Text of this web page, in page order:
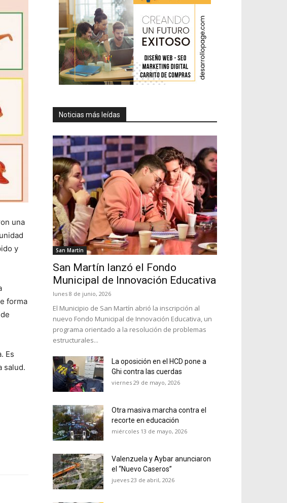
una
y
forma
Es
salud.
Noticias más leídas
San Martín
San Martín lanzó el Fondo
Municipal de Innovación Educativa
lunes 8 de junio, 2026
El Municipio de San Martín abrió la inscripción al
nuevo Fondo Municipal de Innovación Educativa, un
programa orientado a la resolución de problemas
estructurales...
La oposición en el HCD pone a
Ghi contra las cuerdas
viernes 29 de mayo, 2026
Otra masiva marcha contra el
recorte en educación
miércoles 13 de mayo, 2026
Valenzuela y Aybar anunciaron
el “Nuevo Caseros”
jueves 23 de abril, 2026